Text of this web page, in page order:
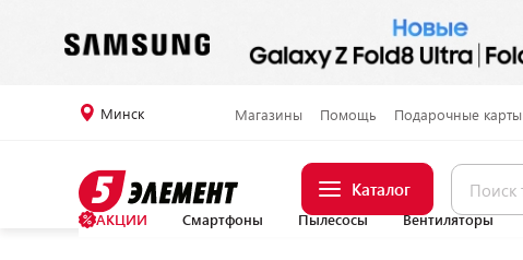
Минск Магазины Помощь Подарочные карты
Каталог
АКЦИИ Смартфоны Пылесосы Вентиляторы